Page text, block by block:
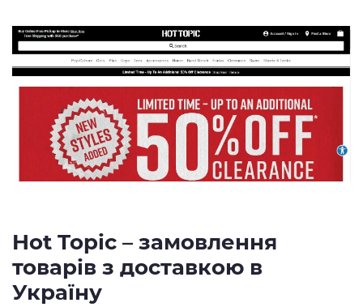
Hot Topic – замовлення
товарів з доставкою в
Україну